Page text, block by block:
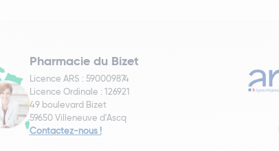
Pharmacie du Bizet
Licence ARS : 590009874
Licence Ordinale : 126921
49 boulevard Bizet
59650 Villeneuve d'Ascq
Contactez-nous !